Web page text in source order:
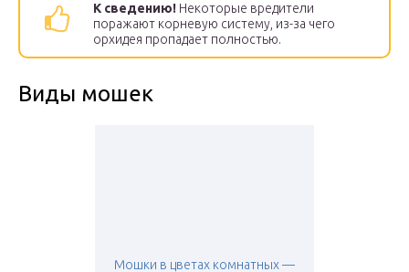
К сведению! Некоторые вредители
поражают корневую систему, из-за чего
орхидея пропадает полностью.
Виды мошек
Мошки в цветах комнатных —